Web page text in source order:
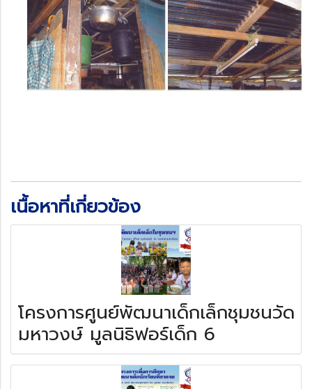
เนื้อหาที่เกี่ยวข้อง
โครงการศูนย์พัฒนาเด็กเล็กชุมชนวัด
มหาวงษ์ มูลนิธิฟอร์เด็ก 6